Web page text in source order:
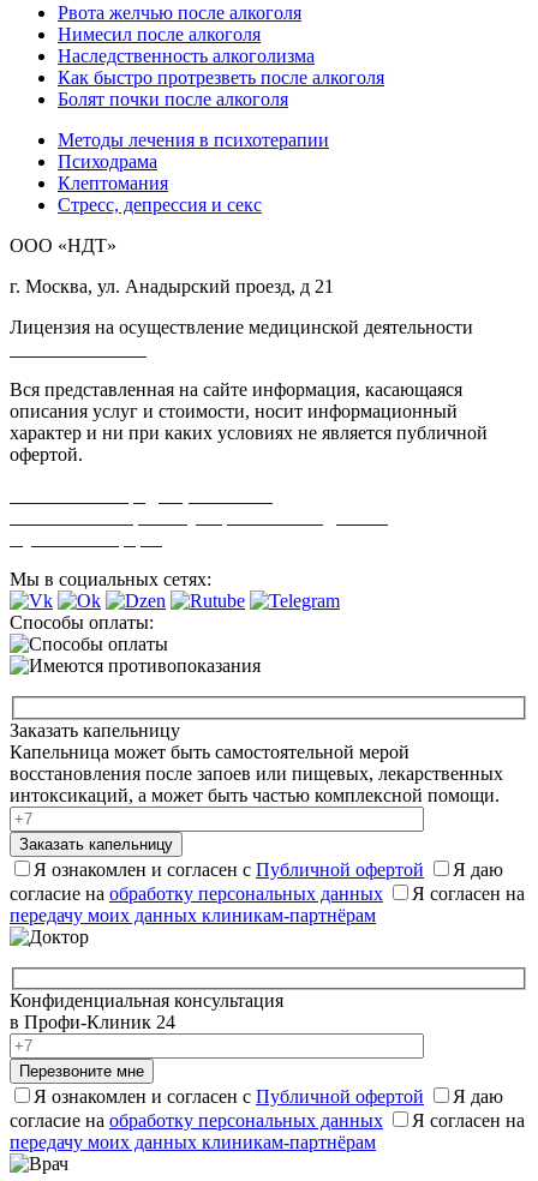
Рвота желчью после алкоголя
Нимесил после алкоголя
Наследственность алкоголизма
Как быстро протрезветь после алкоголя
Болят почки после алкоголя
Методы лечения в психотерапии
Психодрама
Клептомания
Стресс, депрессия и секс
ООО «НДТ»
г. Москва, ул. Анадырский проезд, д 21
Лицензия на осуществление медицинской деятельности
Вся представленная на сайте информация, касающаяся
описания услуг и стоимости, носит информационный
характер и ни при каких условиях не является публичной
офертой.
Мы в социальных сетях:
Способы оплаты:
Заказать капельницу
Капельница может быть самостоятельной мерой
восстановления после запоев или пищевых, лекарственных
интоксикаций, а может быть частью комплексной помощи.
Заказать капельницу
Я ознакомлен и согласен с Публичной офертой
Я даю
согласие на обработку персональных данных
Я согласен на
передачу моих данных клиникам-партнёрам
Конфиденциальная консультация
в Профи-Клиник 24
Перезвоните мне
Я ознакомлен и согласен с Публичной офертой
Я даю
согласие на обработку персональных данных
Я согласен на
передачу моих данных клиникам-партнёрам